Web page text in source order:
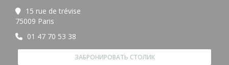
15 rue de trévise
75009 Paris
01 47 70 53 38
ЗАБРОНИРОВАТЬ СТОЛИК